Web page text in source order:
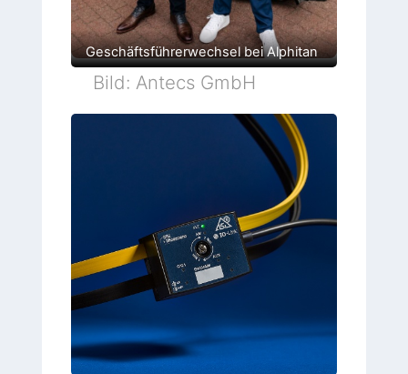
Geschäftsführerwechsel bei Alphitan
Bild: Antecs GmbH